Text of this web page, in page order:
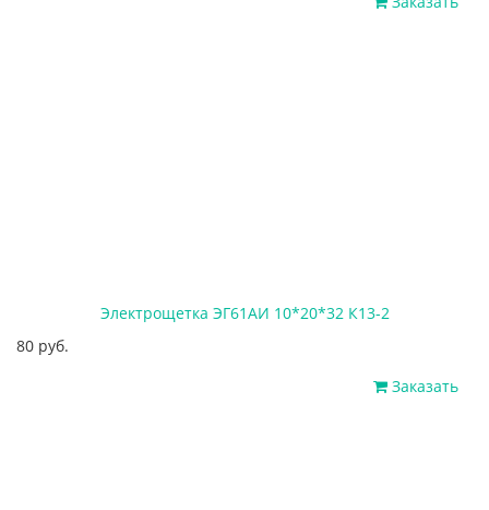
Электрощетка ЭГ61АИ 10*20*32 К13-2
80 руб.
Заказать